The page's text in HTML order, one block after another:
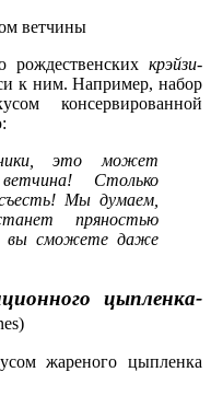
рождественских крэйзи-
к ним. Например, набор
консервированной
это может
Столько
Мы думаем,
пряностью
вы сможете даже
цыпленка-